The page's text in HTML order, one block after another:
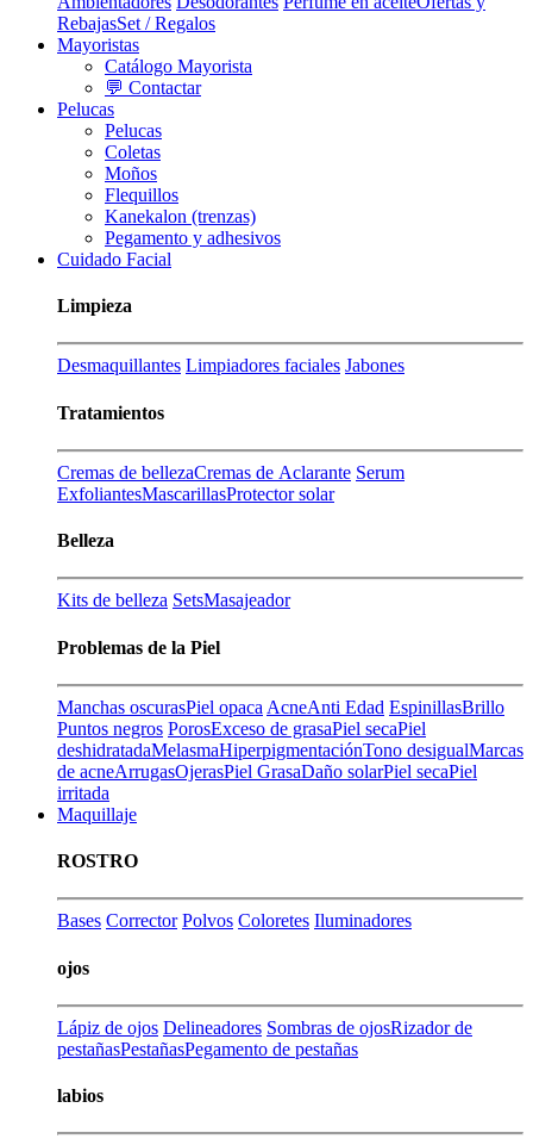
RebajasSet / Regalos
Mayoristas
Catálogo Mayorista
💬 Contactar
Pelucas
Pelucas
Coletas
Moños
Flequillos
Kanekalon (trenzas)
Pegamento y adhesivos
Cuidado Facial
Limpieza
Desmaquillantes Limpiadores faciales Jabones
Tratamientos
Cremas de bellezaCremas de Aclarante Serum
ExfoliantesMascarillasProtector solar
Belleza
Kits de belleza SetsMasajeador
Problemas de la Piel
Manchas oscurasPiel opaca AcneAnti Edad EspinillasBrillo
Puntos negros PorosExceso de grasaPiel secaPiel
deshidratadaMelasmaHiperpigmentaciónTono desigualMarcas
de acneArrugasOjerasPiel GrasaDaño solarPiel secaPiel
irritada
Maquillaje
ROSTRO
Bases Corrector Polvos Coloretes Iluminadores
ojos
Lápiz de ojos Delineadores Sombras de ojosRizador de
pestañasPestañasPegamento de pestañas
labios